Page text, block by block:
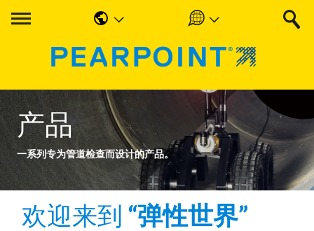
Americas
EMEA & APAC
English
Nederlands
Français
Español
Deutsche
产品
一系列专为管道检查而设计的产品。
欢迎来到 “弹性世界”